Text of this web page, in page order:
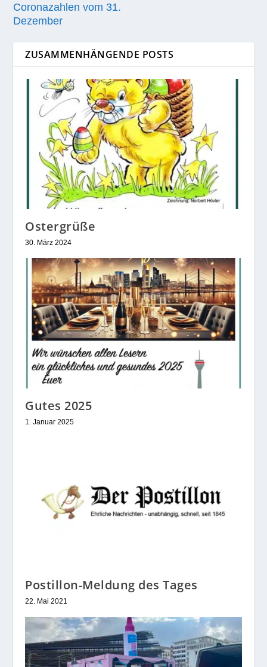
Coronazahlen vom 31.
Dezember
ZUSAMMENHÄNGENDE POSTS
Ostergrüße
30. März 2024
Gutes 2025
1. Januar 2025
Postillon-Meldung des Tages
22. Mai 2021